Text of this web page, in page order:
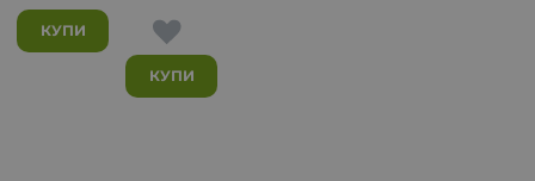
КУПИ
КУПИ